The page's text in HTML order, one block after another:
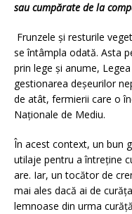
sau cumpărate de la
Frunzele și resturile
se întâmpla odată. Asta
prin lege și anume,
gestionarea deșeurilor
de atât, fermierii care o
Naționale de Mediu.
În acest context, un bun
utilaje pentru a întreține
are. Iar, un tocător de
mai ales dacă ai de
lemnoase din urma